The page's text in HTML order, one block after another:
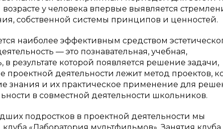
у человека впервые выявляется
собственной системы принципов и ценностей.
наиболее эффективным средством
— это познавательная, учебная,
в результате которой появляется решение задачи,
проектной деятельности лежит метод проектов,
знания и их практическое применение для
в совместной деятельности школьников.
подростков в проектной деятельности мы